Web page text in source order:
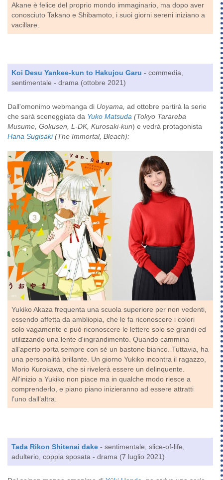
Akane è felice del proprio mondo immaginario, ma dopo aver
conosciuto Takano e Shibamoto, i suoi giorni sereni iniziano a
vacillare.
Koi Desu Yankee-kun to Hakujou Garu - commedia,
sentimentale - drama (ottobre 2021)
Dall'omonimo webmanga di Uoyama, ad ottobre partirà la serie
che sarà sceneggiata da Yuko Matsuda (Tokyo Tarareba
Musume, Gokusen, L-DK, Kurosaki-kun) e vedrà protagonista
Hana Sugisaki(The Immortal, Bleach):
Yukiko Akaza frequenta una scuola superiore per non vedenti,
essendo affetta da ambliopia, che le fa riconoscere i colori
solo vagamente e può riconoscere le lettere solo se grandi ed
utilizzando una lente d'ingrandimento. Quando cammina
all'aperto porta sempre con sé un bastone bianco. Tuttavia, ha
una personalità brillante. Un giorno Yukiko incontra il ragazzo,
Morio Kurokawa, che si rivelerà essere un delinquente.
All'inizio a Yukiko non piace ma in qualche modo riesce a
comprenderlo, e piano piano inizieranno ad essere attratti
l’uno dall’altra.
Tada Rikon Shitenai dake - sentimentale, slice-of-life,
adulterio, coppia sposata - drama (7 luglio 2021)